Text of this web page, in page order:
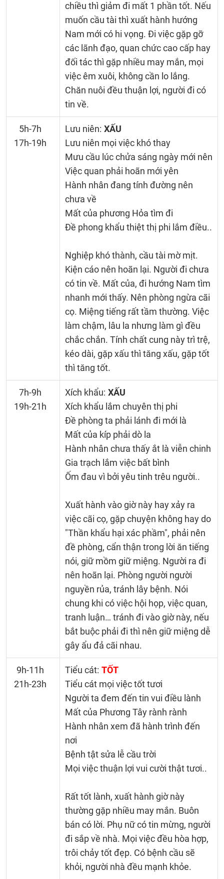
chiều thì giảm đi mất 1 phần tốt. Nếu
muốn cầu tài thì xuất hành hướng
Nam mới có hi vọng. Đi việc gặp gỡ
các lãnh đạo, quan chức cao cấp hay
đối tác thì gặp nhiều may mắn, mọi
việc êm xuôi, không cần lo lắng.
Chăn nuôi đều thuận lợi, người đi có
tin về.
5h-7h
17h-19h
Lưu niên: XẤU
Lưu niên mọi việc khó thay
Mưu cầu lúc chửa sáng ngày mới nên
Việc quan phải hoãn mới yên
Hành nhân đang tính đường nên
chưa về
Mất của phương Hỏa tìm đi
Đề phong khẩu thiệt thị phi lắm điều..
Nghiệp khó thành, cầu tài mờ mịt.
Kiện cáo nên hoãn lại. Người đi chưa
có tin về. Mất của, đi hướng Nam tìm
nhanh mới thấy. Nên phòng ngừa cãi
cọ. Miệng tiếng rất tầm thường. Việc
làm chậm, lâu la nhưng làm gì đều
chắc chắn. Tính chất cung này trì trệ,
kéo dài, gặp xấu thì tăng xấu, gặp tốt
thì tăng tốt.
7h-9h
19h-21h
Xích khẩu: XẤU
Xích khẩu lắm chuyên thị phi
Đề phòng ta phải lánh đi mới là
Mất của kíp phải dò la
Hành nhân chưa thấy ắt là viễn chinh
Gia trạch lắm việc bất bình
Ốm đau vì bởi yêu tinh trêu người..
Xuất hành vào giờ này hay xảy ra
việc cãi cọ, gặp chuyện không hay do
"Thần khẩu hại xác phầm", phải nên
đề phòng, cẩn thận trong lời ăn tiếng
nói, giữ mồm giữ miệng. Người ra đi
nên hoãn lại. Phòng người người
nguyền rủa, tránh lây bệnh. Nói
chung khi có việc hội họp, việc quan,
tranh luận… tránh đi vào giờ này, nếu
bắt buộc phải đi thì nên giữ miệng dễ
gây ẩu đả cãi nhau.
9h-11h
21h-23h
Tiểu cát: TỐT
Tiểu cát mọi việc tốt tươi
Người ta đem đến tin vui điều lành
Mất của Phương Tây rành rành
Hành nhân xem đã hành trình đến
nơi
Bệnh tật sửa lễ cầu trời
Mọi việc thuận lợi vui cười thật tươi..
Rất tốt lành, xuất hành giờ này
thường gặp nhiều may mắn. Buôn
bán có lời. Phụ nữ có tin mừng, người
đi sắp về nhà. Mọi việc đều hòa hợp,
trôi chảy tốt đẹp. Có bệnh cầu sẽ
khỏi, người nhà đều mạnh khỏe.